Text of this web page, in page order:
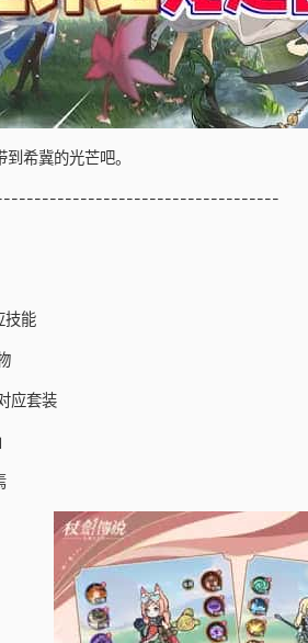
希冀的光芒吧。
技能
应套装